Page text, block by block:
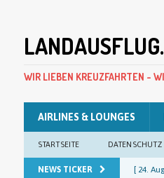
WIR LIEBEN KREUZFAHRTEN -
AIRLINES & LOUNGES
STARTSEITE DATENSCHUTZ
NEWS TICKER [ 24.